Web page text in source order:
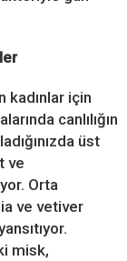
kadınlar için
canlılığın
üst
ve
Orta
ve vetiver
misk,